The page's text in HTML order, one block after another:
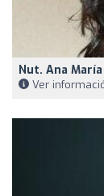
Nut. Ana
Ver